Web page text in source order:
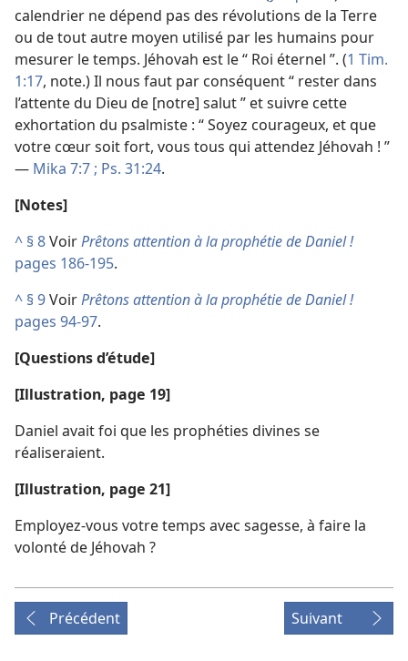
calendrier ne dépend pas des révolutions de la Terre
ou de tout autre moyen utilisé par les humains pour
mesurer le temps. Jéhovah est le “ Roi éternel ”. (1 Tim.
1:17, note.) Il nous faut par conséquent “ rester dans
l’attente du Dieu de [notre] salut ” et suivre cette
exhortation du psalmiste : “ Soyez courageux, et que
votre cœur soit fort, vous tous qui attendez Jéhovah ! ”
— Mika 7:7 ; Ps. 31:24.
[Notes]
^ § 8VoirPrêtons attention à la prophétie de Daniel !
pages 186-195.
^ § 9VoirPrêtons attention à la prophétie de Daniel !
pages 94-97.
[Questions d’étude]
[Illustration, page 19]
Daniel avait foi que les prophéties divines se
réaliseraient.
[Illustration, page 21]
Employez-​vous votre temps avec sagesse, à faire la
volonté de Jéhovah ?
Précédent Suivant